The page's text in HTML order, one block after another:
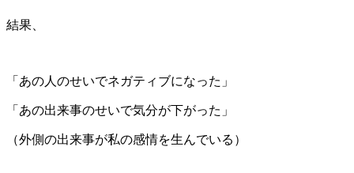
結果、
「あの人のせいでネガティブになった」
「あの出来事のせいで気分が下がった」
（外側の出来事が私の感情を生んでいる）